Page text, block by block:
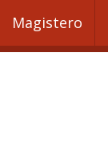
Magistero